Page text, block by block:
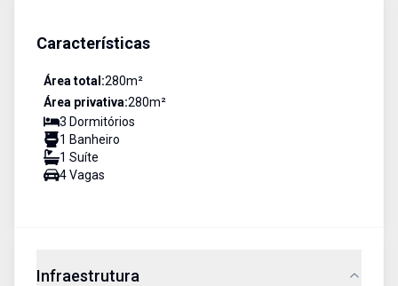
Características
Área total:280m²
Área privativa:280m²
3 Dormitórios
1 Banheiro
1 Suíte
4Vagas
Infraestrutura